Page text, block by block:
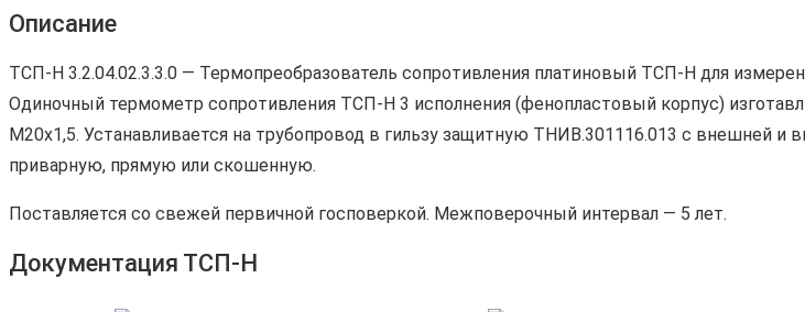
Описание
ТСП-Н 3.2.04.02.3.3.0 — Термопреобразователь сопротивления платиновый ТСП-Н для
Одиночный термометр сопротивления ТСП-Н 3 исполнения (фенопластовый корпус)
М20х1,5. Устанавливается на трубопровод в гильзу защитную ТНИВ.301116.013 с внешней и
приварную, прямую или скошенную.
Поставляется со свежей первичной госповеркой. Межповерочный интервал — 5 лет.
Документация ТСП-Н